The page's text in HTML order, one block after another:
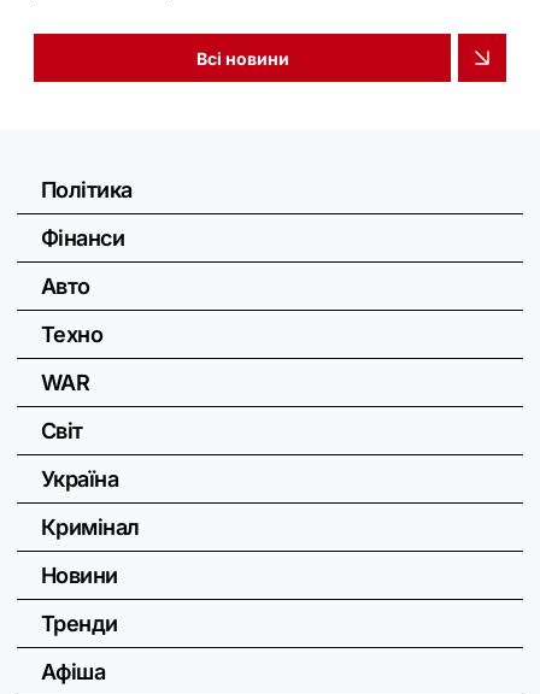
Всі новини
Політика
Фінанси
Авто
Техно
WAR
Світ
Україна
Кримінал
Новини
Тренди
Афіша